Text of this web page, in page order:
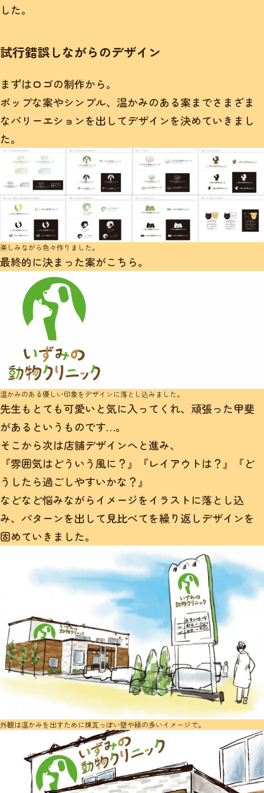
した。
試行錯誤しながらのデザイン
まずはロゴの制作から。
ポップな案やシンプル、温かみのある案までさまざま
なバリーエションを出してデザインを決めていきまし
た。
楽しみながら色々作りました。
最終的に決まった案がこちら。
温かみのある優しい印象をデザインに落とし込みました。
先生もとても可愛いと気に入ってくれ、頑張った甲斐
があるというものです…。
そこから次は店舗デザインへと進み、
『雰囲気はどういう風に？』『レイアウトは？』『ど
うしたら過ごしやすいかな？』
などなど悩みながらイメージをイラストに落とし込
み、パターンを出して見比べてを繰り返しデザインを
固めていきました。
外観は温かみを出すために煉瓦っぽい壁や緑の多いイメージで。